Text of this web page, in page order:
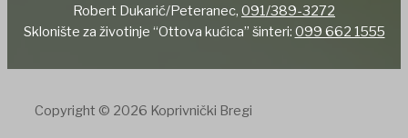
Robert Dukarić/Peteranec, 091/389-3272
Sklonište za životinje “Ottova kućica” šinteri: 099 662 1555
Copyright © 2026 Koprivnički Bregi